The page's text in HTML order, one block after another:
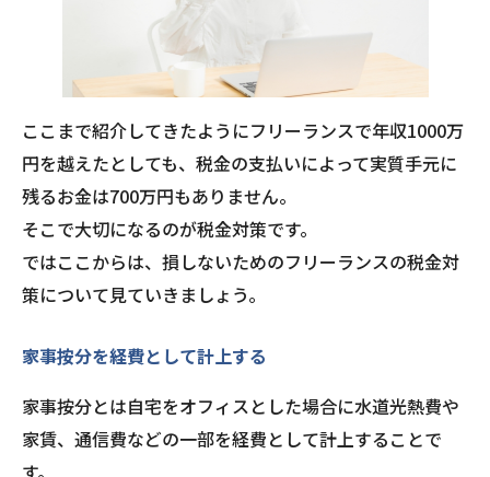
ここまで紹介してきたようにフリーランスで年収1000万
円を越えたとしても、税金の支払いによって実質手元に
残るお金は700万円もありません。
そこで大切になるのが税金対策です。
ではここからは、損しないためのフリーランスの税金対
策について見ていきましょう。
家事按分を経費として計上する
家事按分とは自宅をオフィスとした場合に水道光熱費や
家賃、通信費などの一部を経費として計上することで
す。